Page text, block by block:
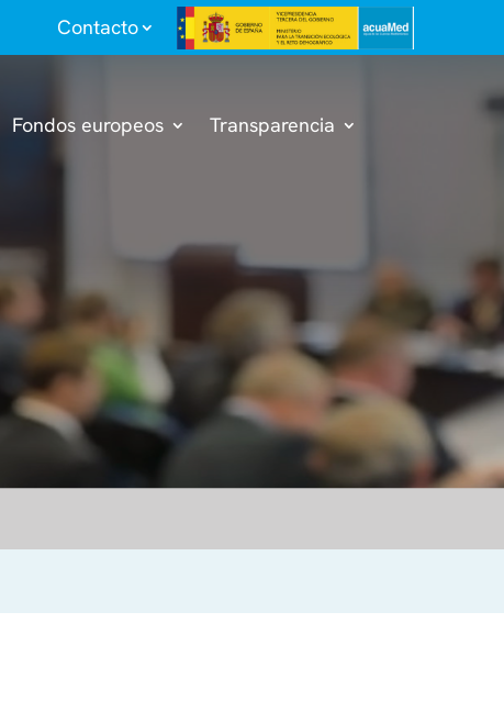
Contacto
Fondos europeos Transparencia